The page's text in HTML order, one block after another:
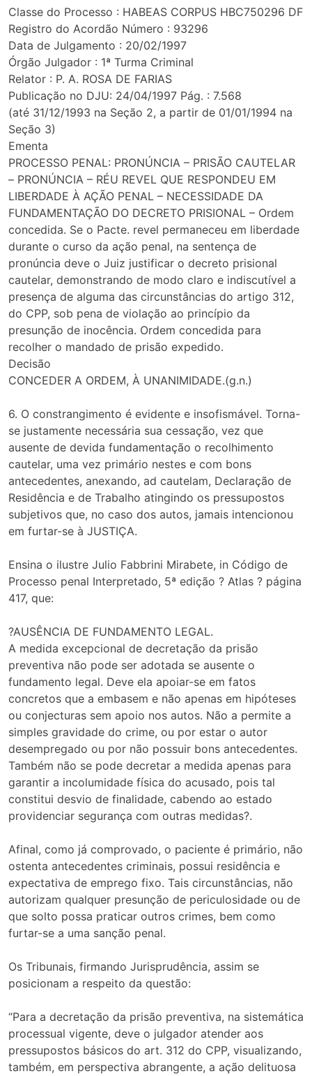
Classe do Processo : HABEAS CORPUS HBC750296 DF
Registro do Acordão Número : 93296
Data de Julgamento : 20/02/1997
Órgão Julgador : 1ª Turma Criminal
Relator : P. A. ROSA DE FARIAS
Publicação no DJU: 24/04/1997 Pág. : 7.568
(até 31/12/1993 na Seção 2, a partir de 01/01/1994 na
Seção 3)
Ementa
PROCESSO PENAL: PRONÚNCIA – PRISÃO CAUTELAR
– PRONÚNCIA – RÉU REVEL QUE RESPONDEU EM
LIBERDADE À AÇÃO PENAL – NECESSIDADE DA
FUNDAMENTAÇÃO DO DECRETO PRISIONAL – Ordem
concedida. Se o Pacte. revel permaneceu em liberdade
durante o curso da ação penal, na sentença de
pronúncia deve o Juiz justificar o decreto prisional
cautelar, demonstrando de modo claro e indiscutível a
presença de alguma das circunstâncias do artigo 312,
do CPP, sob pena de violação ao princípio da
presunção de inocência. Ordem concedida para
recolher o mandado de prisão expedido.
Decisão
CONCEDER A ORDEM, À UNANIMIDADE.(g.n.)
6. O constrangimento é evidente e insofismável. Torna-
se justamente necessária sua cessação, vez que
ausente de devida fundamentação o recolhimento
cautelar, uma vez primário nestes e com bons
antecedentes, anexando, ad cautelam, Declaração de
Residência e de Trabalho atingindo os pressupostos
subjetivos que, no caso dos autos, jamais intencionou
em furtar-se à JUSTIÇA.
Ensina o ilustre Julio Fabbrini Mirabete, in Código de
Processo penal Interpretado, 5ª edição ? Atlas ? página
417, que:
?AUSÊNCIA DE FUNDAMENTO LEGAL.
A medida excepcional de decretação da prisão
preventiva não pode ser adotada se ausente o
fundamento legal. Deve ela apoiar-se em fatos
concretos que a embasem e não apenas em hipóteses
ou conjecturas sem apoio nos autos. Não a permite a
simples gravidade do crime, ou por estar o autor
desempregado ou por não possuir bons antecedentes.
Também não se pode decretar a medida apenas para
garantir a incolumidade física do acusado, pois tal
constitui desvio de finalidade, cabendo ao estado
providenciar segurança com outras medidas?.
Afinal, como já comprovado, o paciente é primário, não
ostenta antecedentes criminais, possui residência e
expectativa de emprego fixo. Tais circunstâncias, não
autorizam qualquer presunção de periculosidade ou de
que solto possa praticar outros crimes, bem como
furtar-se a uma sanção penal.
Os Tribunais, firmando Jurisprudência, assim se
posicionam a respeito da questão:
“Para a decretação da prisão preventiva, na sistemática
processual vigente, deve o julgador atender aos
pressupostos básicos do art. 312 do CPP, visualizando,
também, em perspectiva abrangente, a ação delituosa